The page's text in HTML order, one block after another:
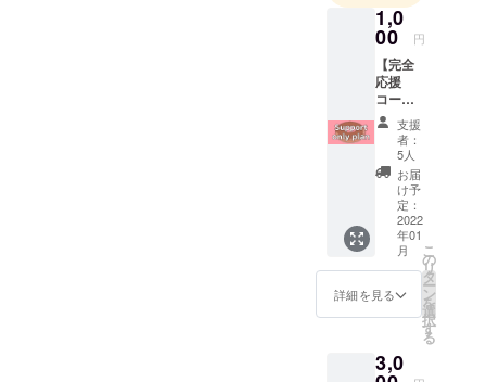
1,0
00 円
【完全
応援
コース
（梅）
】 あな
たの気
持ちを
しっか
り受け
止めま
す。 お
礼メー
ルをお
送りい
たしま
す。 備
応援
メッ
支援
者：
5人
お届
け予
定：
2022
年01
月
詳細を見る
こ
の
リ
タ
ー
ン
を
選
択
す
る
3,0